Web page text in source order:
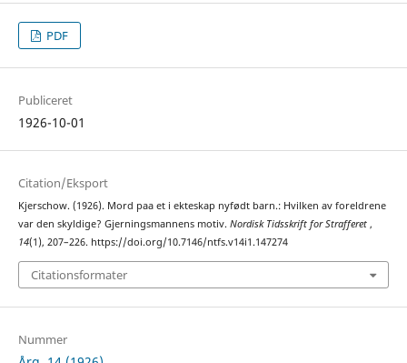
PDF
Publiceret
1926-10-01
Citation/Eksport
Kjerschow. (1926). Mord paa et i ekteskap nyfødt barn.: Hvilken av foreldrene
var den skyldige? Gjerningsmannens motiv. Nordisk Tidsskrift for Strafferet ,
14(1), 207–226. https://doi.org/10.7146/ntfs.v14i1.147274
Citationsformater
Nummer